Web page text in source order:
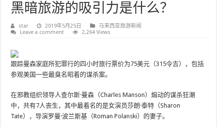
黑暗旅游的吸引力是什么？
star 2019年5月25日
马来西亚旅游新闻
Leave a comment
2,264 Views
跟踪曼森家庭所犯罪行的四小时旅行票价为75美元（315令吉），包括
参观美国一些最臭名昭着的谋杀案。
在邪教组织领导人查尔斯·曼森（Charles Manson）煽动的谋杀狂潮
中，共有7人丧生，其中最着名的是女演员莎朗·泰特（Sharon
Tate），导演罗曼·波兰斯基（Roman Polanski）的妻子。